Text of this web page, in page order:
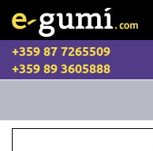
+359 87 7265509
+359 89 3605888